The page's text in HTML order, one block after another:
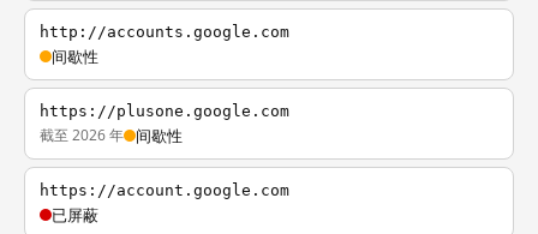
http://accounts.google.com
间歇性
https://plusone.google.com
截至 2026 年 间歇性
https://account.google.com
已屏蔽